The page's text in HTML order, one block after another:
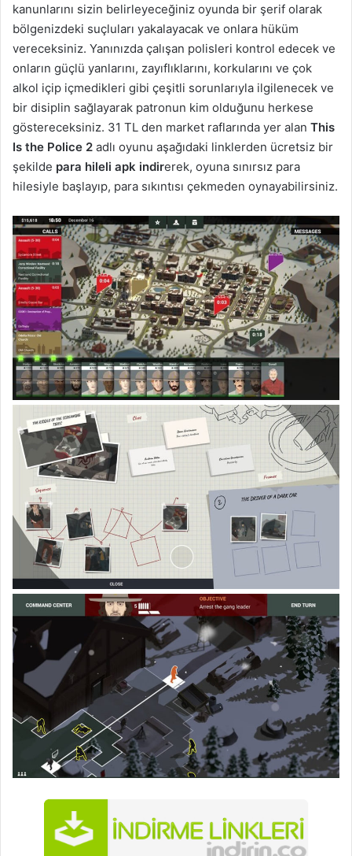
kanunlarını sizin belirleyeceğiniz oyunda bir şerif olarak
bölgenizdeki suçluları yakalayacak ve onlara hüküm
vereceksiniz. Yanınızda çalışan polisleri kontrol edecek ve
onların güçlü yanlarını, zayıflıklarını, korkularını ve çok
alkol içip içmedikleri gibi çeşitli sorunlarıyla ilgilenecek ve
bir disiplin sağlayarak patronun kim olduğunu herkese
göstereceksiniz. 31 TL den market raflarında yer alan This
Is the Police 2 adlı oyunu aşağıdaki linklerden ücretsiz bir
şekilde para hileli apk indirerek, oyuna sınırsız para
hilesiyle başlayıp, para sıkıntısı çekmeden oynayabilirsiniz.